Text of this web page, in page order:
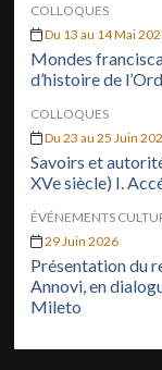
COLLOQUES
Du 13 au 14 Mai
Mondes
d’histoire de
COLLOQUES
Du 23 au 25 Juin
Savoirs et
XVe siècle) I.
ÉVÉNEMENTS
29 Juin 2026
Présentation du
Annovi, en
Mileto